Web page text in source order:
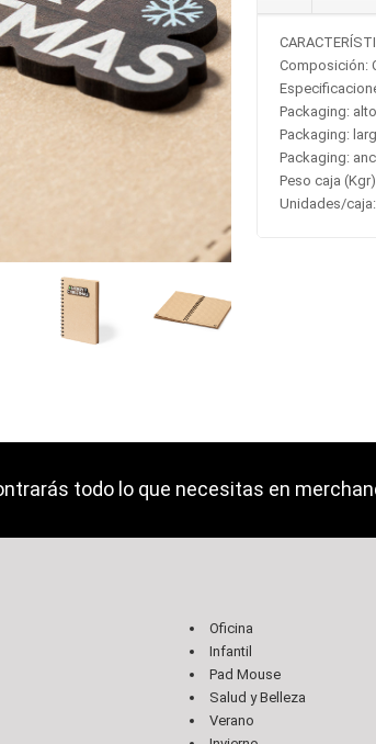
Composición:
Packaging:
Packaging:
Packaging:
Peso caja
Unidades/
todo lo que necesitas en
Oficina
Infantil
Pad Mouse
Salud y Belleza
Verano